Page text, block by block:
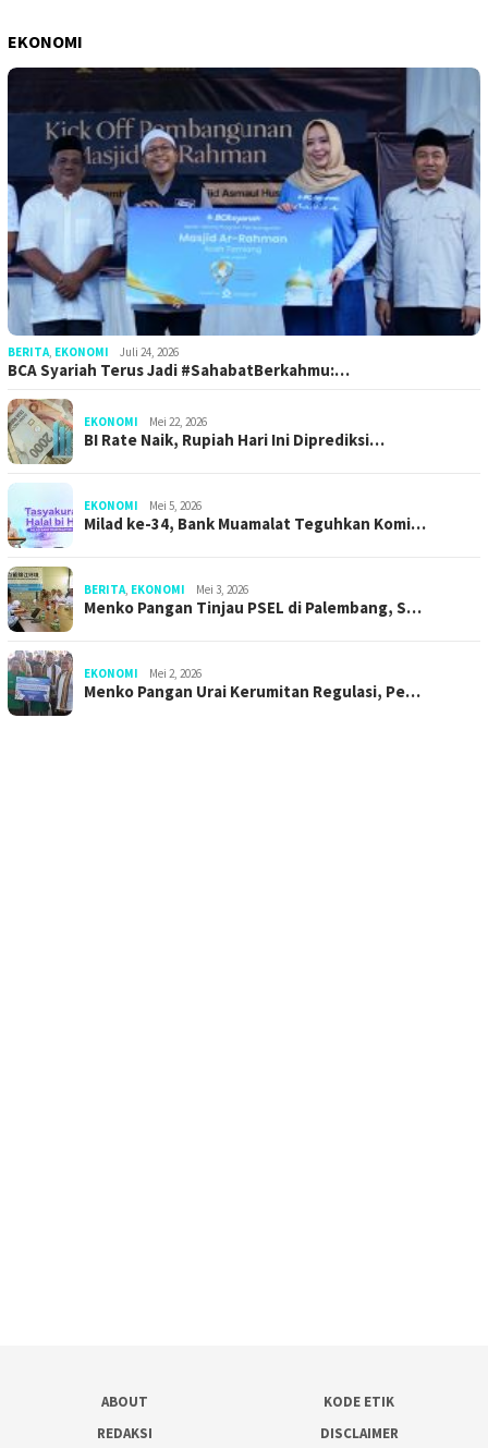
EKONOMI
BERITA EKONOMI Juli 24, 2026
BCA Syariah Terus Jadi #SahabatBerkahmu:…
EKONOMI Mei 22, 2026
BI Rate Naik, Rupiah Hari Ini Diprediksi…
EKONOMI Mei 5, 2026
Milad ke-34, Bank Muamalat Teguhkan Komi…
BERITA EKONOMI Mei 3, 2026
Menko Pangan Tinjau PSEL di Palembang, S…
EKONOMI Mei 2, 2026
Menko Pangan Urai Kerumitan Regulasi, Pe…
ABOUT
KODE ETIK
REDAKSI
DISCLAIMER